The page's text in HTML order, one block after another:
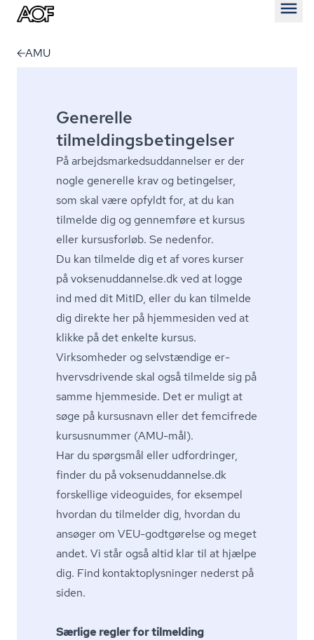
AMU
Generelle
tilmeldingsbetingelser
På ar­bejds­mar­keds­ud­dan­nel­ser er der
nogle generelle krav og betingelser,
som skal være opfyldt for, at du kan
tilmelde dig og gennemføre et kursus
eller kursusforløb. Se nedenfor.
Du kan tilmelde dig et af vores kurser
påvok­se­nud­dan­nel­se.dkved at logge
ind med dit MitID, eller du kan tilmelde
dig direkte her på hjemmesiden ved at
klikke på det enkelte kursus.
Virksomheder og selvstændige er­
hvervs­dri­ven­de skal også tilmelde sig på
samme hjemmeside. Det er muligt at
søge på kursusnavn eller det femcifrede
kursusnummer (AMU-mål).
Har du spørgsmål eller udfordringer,
finder du påvok­se­nud­dan­nel­se.dk
forskellige videoguides, for eksempel
hvordan du tilmelder dig, hvordan du
ansøger om VEU-godtgørelse og meget
andet. Vi står også altid klar til at hjælpe
dig. Find kon­tak­top­lys­nin­ger nederst på
siden.
Særlige regler for tilmelding